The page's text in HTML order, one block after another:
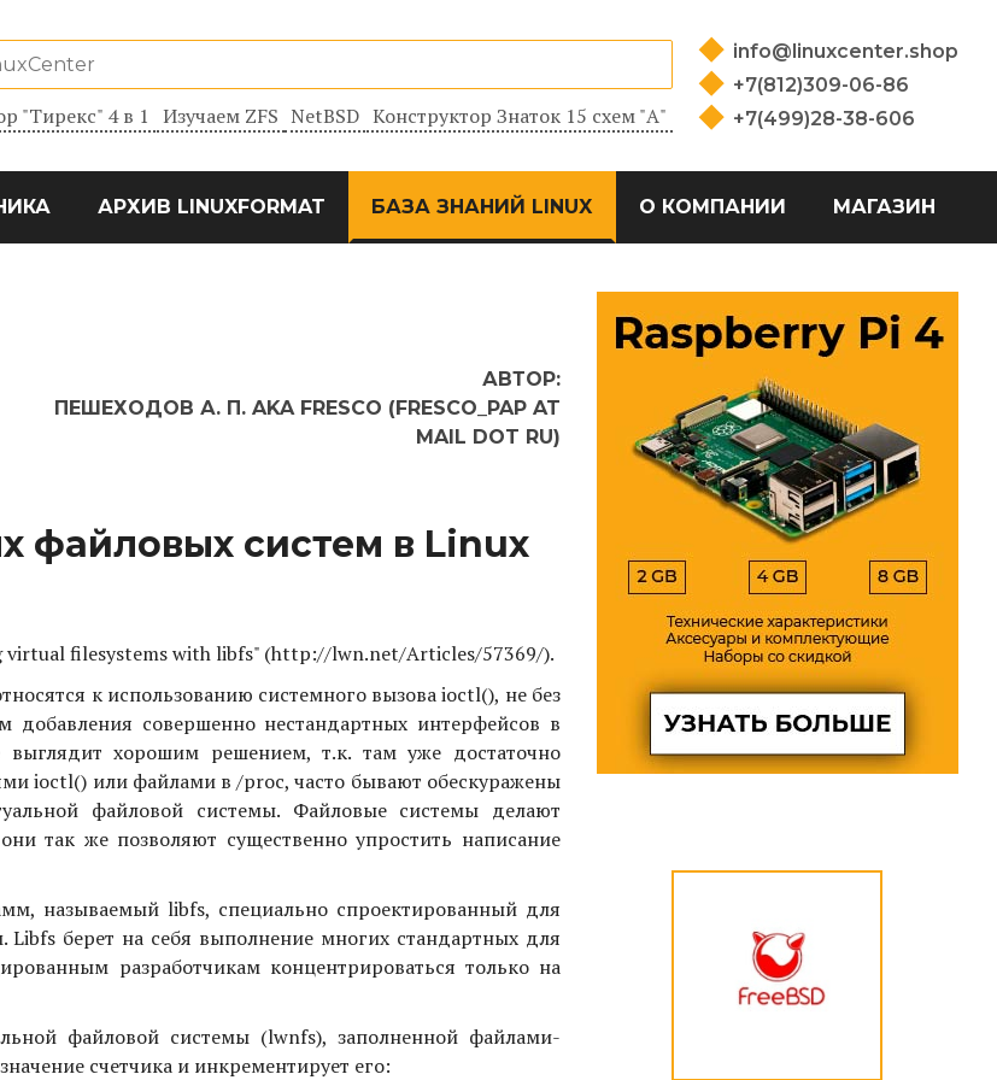
"Тирекс" 4 в 1 Изучаем ZFS NetBSD Конструктор Знаток 15 схем "А"
info@linuxcenter.shop
+7(812)309-06-86
+7(499)28-38-606
АРХИВ LINUXFORMAT БАЗА ЗНАНИЙ LINUX О КОМПАНИИ МАГАЗИН
АВТОР:
ПЕШЕХОДОВ А. П. AKA FRESCO (FRESCO_PAP AT
MAIL DOT RU)
файловых систем в Linux
virtual filesystems with libfs" (http://lwn.net/Articles/57369/).
к использованию системного вызова ioctl(), не без
добавления совершенно нестандартных интерфейсов в
хорошим решением, т.к. там уже достаточно
ioctl() или файлами в /proc, часто бывают обескуражены
файловой системы. Файловые системы делают
так же позволяют существенно упростить написание
называемый libfs, специально спроектированный для
берет на себя выполнение многих стандартных для
разработчикам концентрироваться только на
файловой системы (lwnfs), заполненной файлами-
счетчика и инкрементирует его: